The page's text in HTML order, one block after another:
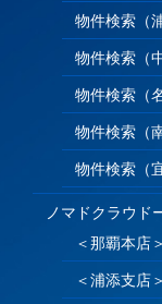
物件検索（
物件検索（
物件検索（
物件検索（
物件検索（
ノマドクラウド
＜那覇本店
＜浦添支店